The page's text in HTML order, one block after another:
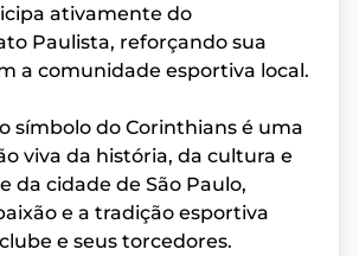
ativamente do
Paulista, reforçando sua
a comunidade esportiva local.
símbolo do Corinthians é uma
viva da história, da cultura e
da cidade de São Paulo,
e a tradição esportiva
e seus torcedores.